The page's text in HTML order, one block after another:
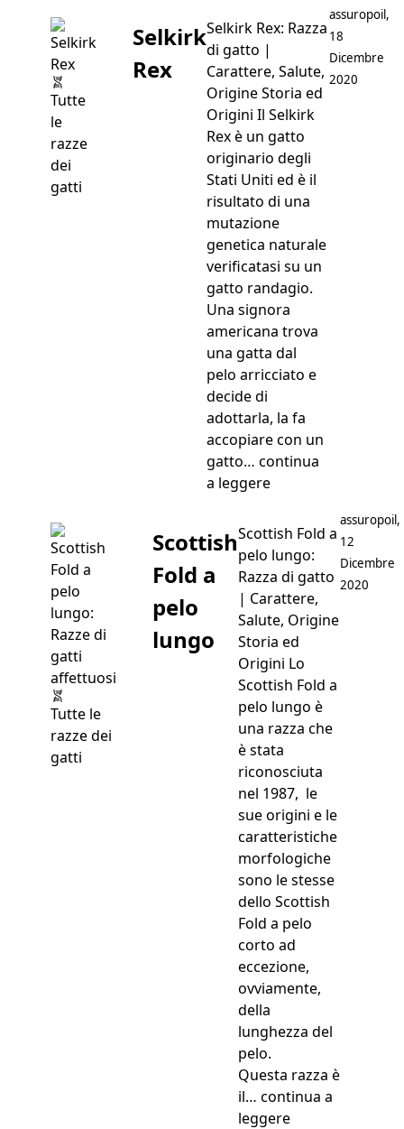
Tutte
le
razze
dei
gatti
Selkirk
Rex
Selkirk Rex: Razza
di gatto |
Carattere, Salute,
Origine Storia ed
Origini Il Selkirk
Rex è un gatto
originario degli
Stati Uniti ed è il
risultato di una
mutazione
genetica naturale
verificatasi su un
gatto randagio.
Una signora
americana trova
una gatta dal
pelo arricciato e
decide di
adottarla, la fa
accopiare con un
gatto… continua
a leggere“Selkirk Rex”
Postato da
assuropoil,
18
Dicembre
2020
Tutte le
razze dei
gatti
Scottish
Fold a
pelo
lungo
Scottish Fold a
pelo lungo:
Razza di gatto
| Carattere,
Salute, Origine
Storia ed
Origini Lo
Scottish Fold a
pelo lungo è
una razza che
è stata
riconosciuta
nel 1987, le
sue origini e le
caratteristiche
morfologiche
sono le stesse
dello Scottish
Fold a pelo
corto ad
eccezione,
ovviamente,
della
lunghezza del
pelo.
Questa razza è
il… continua a
leggere“Scottish Fold a
Postato da
assuropoil,
12
Dicembre
2020